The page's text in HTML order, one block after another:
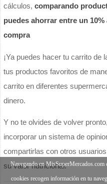
cálculos,comparando
puedes ahorrar entre un
compra
¡Ya puedes hacer tu carrito
tus productos favoritos de
carrito en diferentes
dinero.
Y no te olvides de volver
incorporar un sistema de
compartirlas con otros
su valor nutricional.
Navegando en MisSuperMercados.com
cookies recogen información en tu